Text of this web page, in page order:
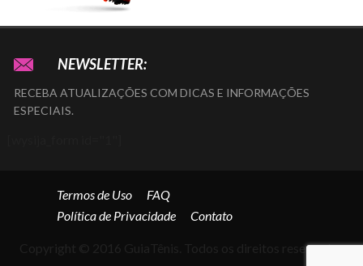
NEWSLETTER:
RECEBA ATUALIZAÇÕES COM DICAS E INFORMAÇÕES
ESPECIAIS.
Termos de Uso
FAQ
Política de Privacidade
Contato
Copyright © 2016 GuiaTênis. Todos os direitos reservados.